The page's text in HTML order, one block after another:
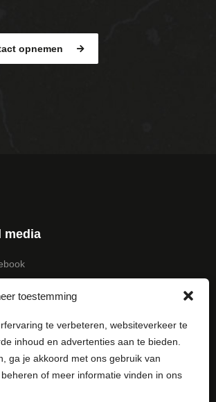
toestemming
te verbeteren, websiteverkeer te
inhoud en advertenties aan te bieden.
ga je akkoord met ons gebruik van
of meer informatie vinden in ons
opnemen
media